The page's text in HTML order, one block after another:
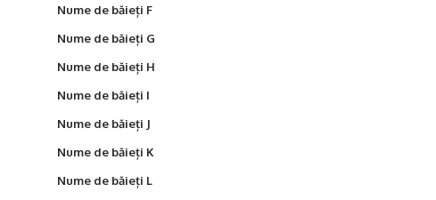
Nume de băieți F
Nume de băieți G
Nume de băieți H
Nume de băieți I
Nume de băieți J
Nume de băieți K
Nume de băieți L